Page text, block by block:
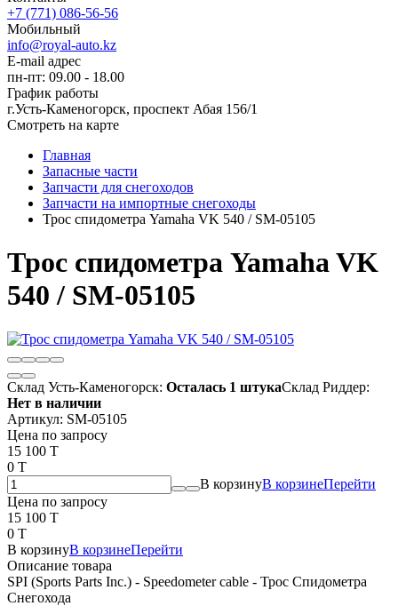
+7 (771) 086-56-56
Мобильный
info@royal-auto.kz
E-mail адрес
пн-пт: 09.00 - 18.00
График работы
г.Усть-Каменогорск, проспект Абая 156/1
Смотреть на карте
Главная
Запасные части
Запчасти для снегоходов
Запчасти на импортные снегоходы
Трос спидометра Yamaha VK 540 / SM-05105
Трос спидометра Yamaha VK
540 / SM-05105
Склад Усть-Каменогорск: Осталась 1 штукаСклад Риддер:
Нет в наличии
Артикул: SM-05105
Цена по запросу
15 100 T
0 T
В корзинуВ корзинеПерейти
Цена по запросу
15 100 T
0 T
В корзинуВ корзинеПерейти
Описание товара
SPI (Sports Parts Inc.) - Speedometer cable - Трос Спидометра
Снегохода